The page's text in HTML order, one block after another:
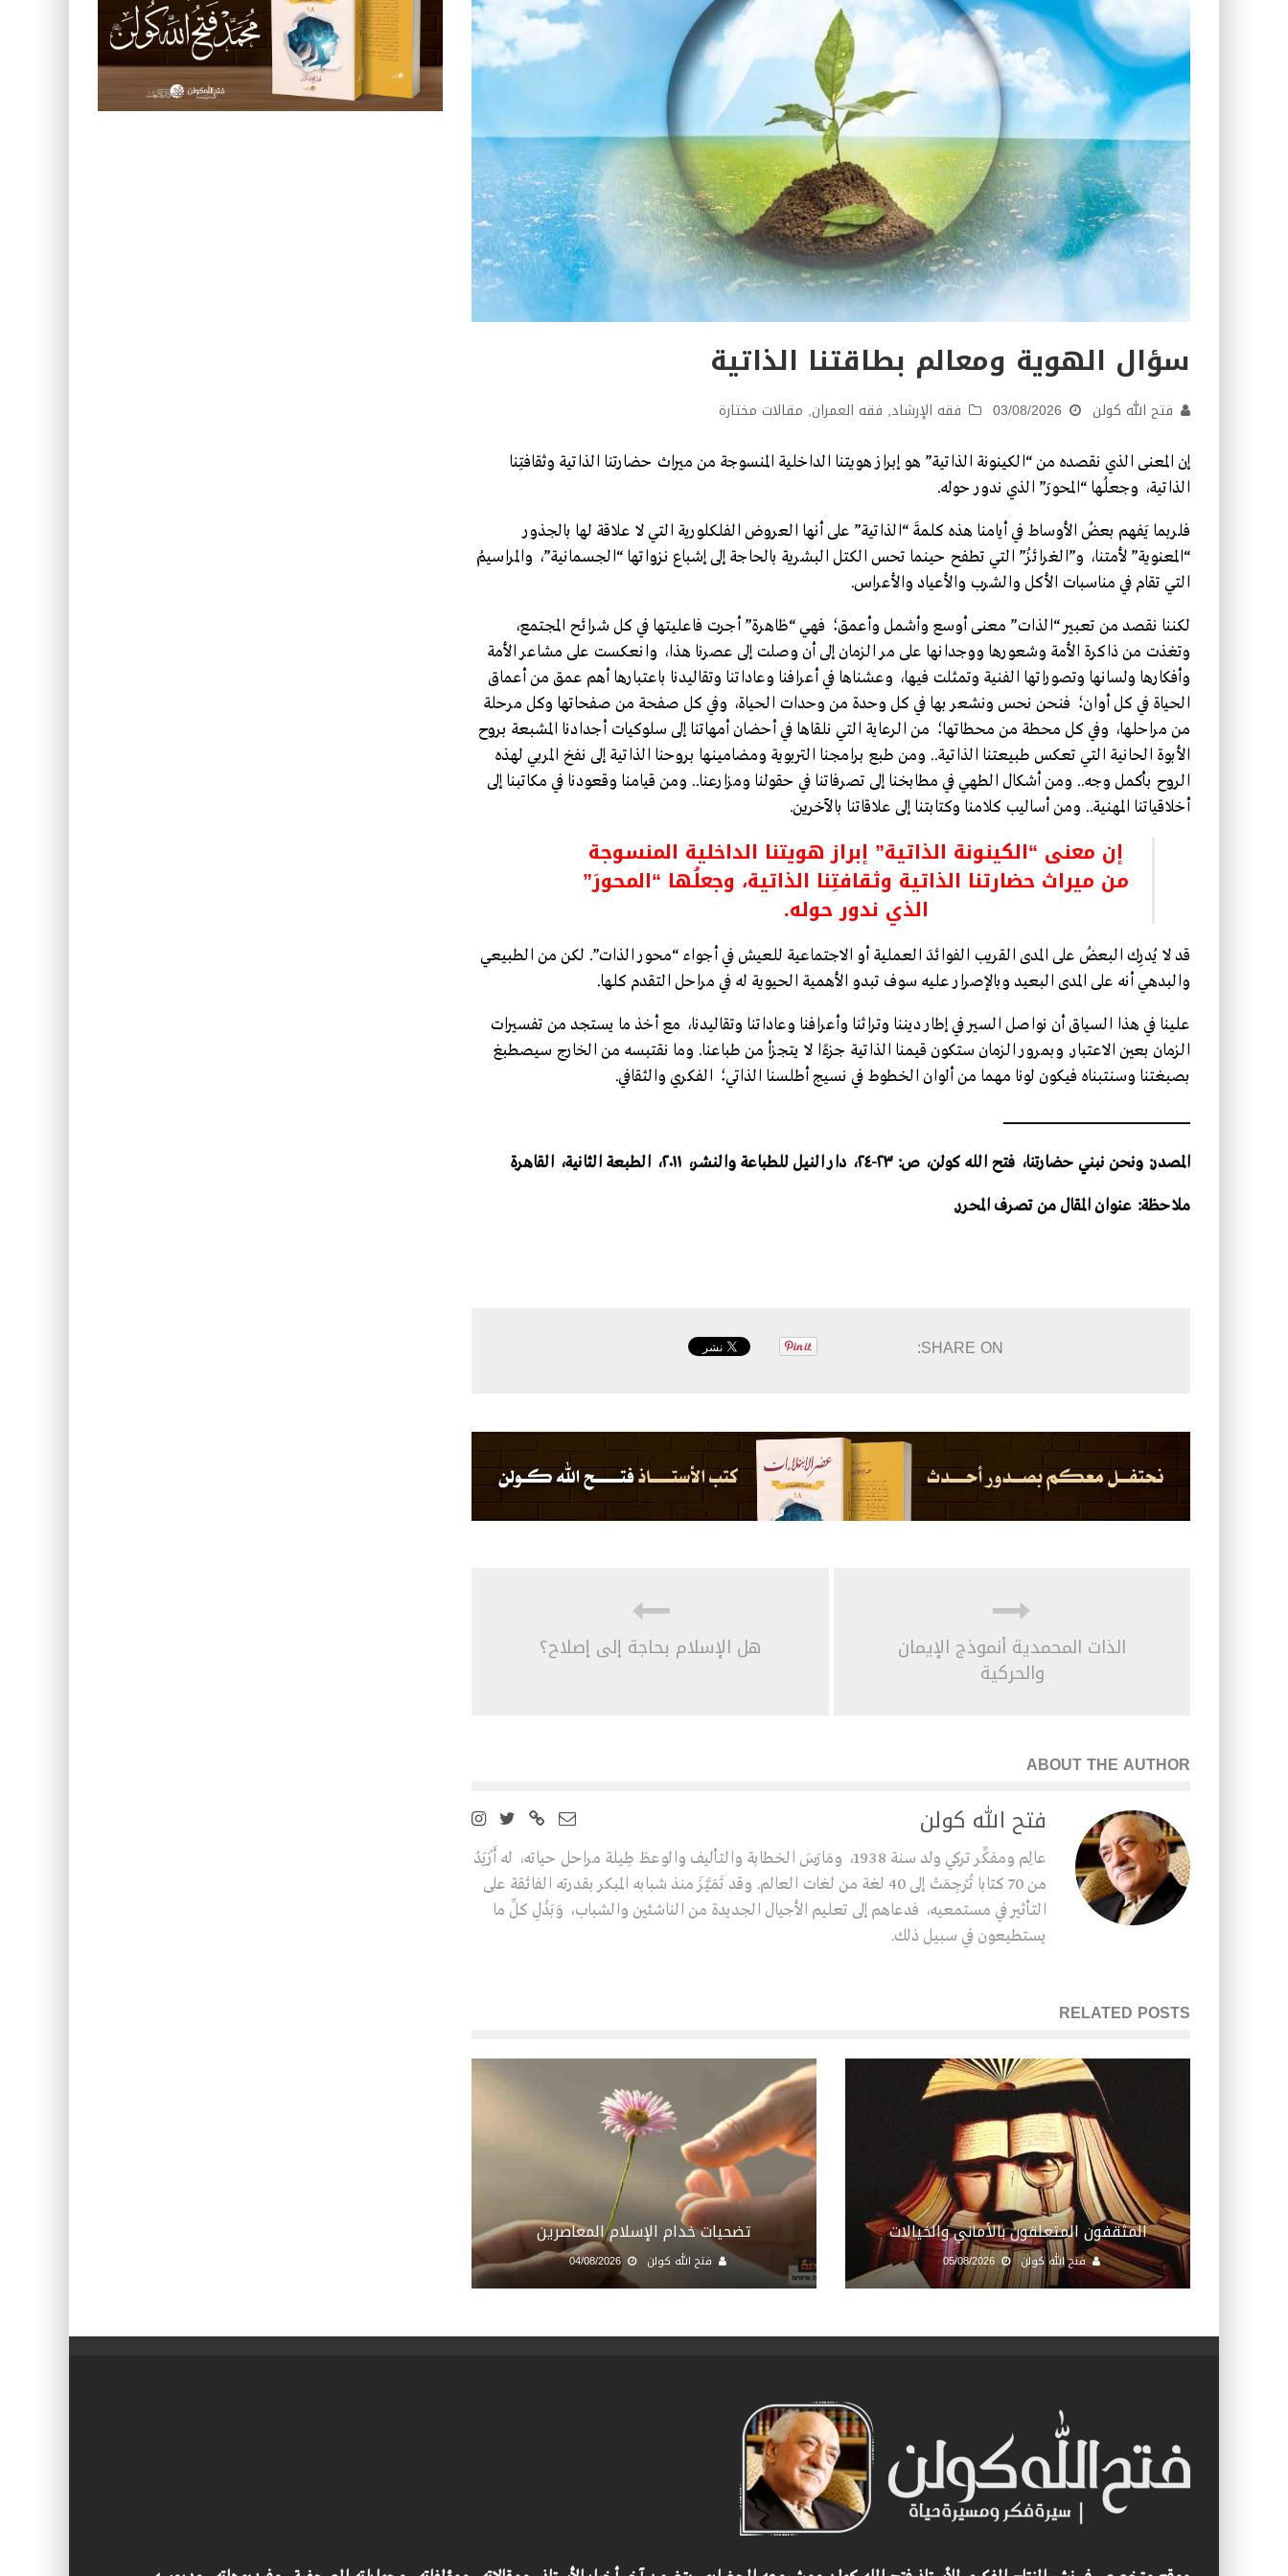
كتاب معراج الروح الصلاة: 32-مراتب الطهارة في الصلاة
سؤال الهوية ومعالم بطاقتنا الذاتية
فتح الله كولن 03/08/2026 فقه الإرشاد, فقه العمران, مقالات مختارة
إن المعنى الذي نقصده من “الكينونة الذاتية” هو إبراز هويتنا الداخلية المنسوجة من ميراث حضارتنا الذاتية وثقافتِنا
الذاتية، وجعلُها “المحورَ” الذي ندور حوله.
فلربما يَفهم بعضُ الأوساط في أيامنا هذه كلمةَ “الذاتية” على أنها العروض الفلكلورية التي لا علاقة لها بالجذور
“المعنوية” لأمتنا، و”الغرائزُ” التي تطفح حينما تحس الكتل البشرية بالحاجة إلى إشباع نزواتها “الجسمانية”، والمراسيمُ
التي تقام في مناسبات الأكل والشرب والأعياد والأعراس.
لكننا نقصد من تعبير “الذات” معنى أوسع وأشمل وأعمق؛ فهي “ظاهرة” أجرت فاعليتها في كل شرائح المجتمع،
وتغذت من ذاكرة الأمة وشعورها ووجدانها على مر الزمان إلى أن وصلت إلى عصرنا هذا، وانعكست على مشاعر الأمة
وأفكارها ولسانها وتصوراتها الفنية وتمثلت فيها، وعشناها في أعرافنا وعاداتنا وتقاليدنا باعتبارها أهم عمق من أعماق
الحياة في كل أوان؛ فنحن نحس ونشعر بها في كل وحدة من وحدات الحياة، وفي كل صفحة من صفحاتها وكل مرحلة
من مراحلها، وفي كل محطة من محطاتها؛ من الرعاية التي نلقاها في أحضان أمهاتنا إلى سلوكيات أجدادنا المشبعة بروح
الأبوة الحانية التي تعكس طبيعتنا الذاتية.. ومن طبع برامجنا التربوية ومضامينها بروحنا الذاتية إلى نفخ المربي لهذه
الروح بأكمل وجه.. ومن أشكال الطهي في مطابخنا إلى تصرفاتنا في حقولنا ومزارعنا.. ومن قيامنا وقعودنا في مكاتبنا إلى
أخلاقياتنا المهنية.. ومن أساليب كلامنا وكتابتنا إلى علاقاتنا بالآخرين.
إن معنى “الكينونة الذاتية” إبراز هويتنا الداخلية المنسوجة
من ميراث حضارتنا الذاتية وثقافتِنا الذاتية، وجعلُها “المحورَ”
الذي ندور حوله.
قد لا يُدرِك البعضُ على المدى القريب الفوائدَ العملية أو الاجتماعية للعيش في أجواء “محور الذات”. لكن من الطبيعي
والبدهي أنه على المدى البعيد وبالإصرار عليه سوف تبدو الأهمية الحيوية له في مراحل التقدم كلها.
علينا في هذا السياق أن نواصل السير في إطار ديننا وتراثنا وأعرافنا وعاداتنا وتقاليدنا، مع أخذ ما يستجد من تفسيرات
الزمان بعين الاعتبار. وبمرور الزمان ستكون قيمنا الذاتية جزءًا لا يتجزأ من طباعنا. وما نقتبسه من الخارج سيصطبغ
بصبغتنا وسنتبناه فيكون لونا مهما من ألوان الخطوط في نسيج أطلسنا الذاتي؛ الفكري والثقافي.
ـــــــــــــــــــــــــــــــــــــــــــــــــــــــــــــــــــــــــــــــــــــــــــــــــــــــــــــــــــــــــــــــــــــــــــــــــــــــــــــــــــــــــــــــــــــــــــــــــــ
المصدر: ونحن نبني حضارتنا، فتح الله كولن، ص: ٢٣-٢٤، دار النيل للطباعة والنشر، ٢٠١١، الطبعة الثانية، القاهرة
ملاحظة: عنوان المقال من تصرف المحرر.
SHARE ON:
الذات المحمدية أنموذج الإيمان
والحركية
هل الإسلام بحاجة إلى إصلاح؟
ABOUT THE AUTHOR
فتح الله كولن
عالِم ومفكِّر تركي ولد سنة 1938، ومَارَسَ الخطابة والتأليف والوعظ طِيلة مراحل حياته، له أَزْيَدُ
من 70 كتابا تُرْجِمَتْ إلى 40 لغة من لغات العالم. وقد تَمَيَّزَ منذ شبابه المبكر بقدرته الفائقة على
التأثير في مستمعيه، فدعاهم إلى تعليم الأجيال الجديدة من الناشئين والشباب، وَبَذْلِ كلِّ ما
يستطيعون في سبيل ذلك.
RELATED POSTS
المثقفون المتعلقون بالأماني والخيالات
فتح الله كولن 05/08/2026
تضحيات خدام الإسلام المعاصرين
فتح الله كولن 04/08/2026